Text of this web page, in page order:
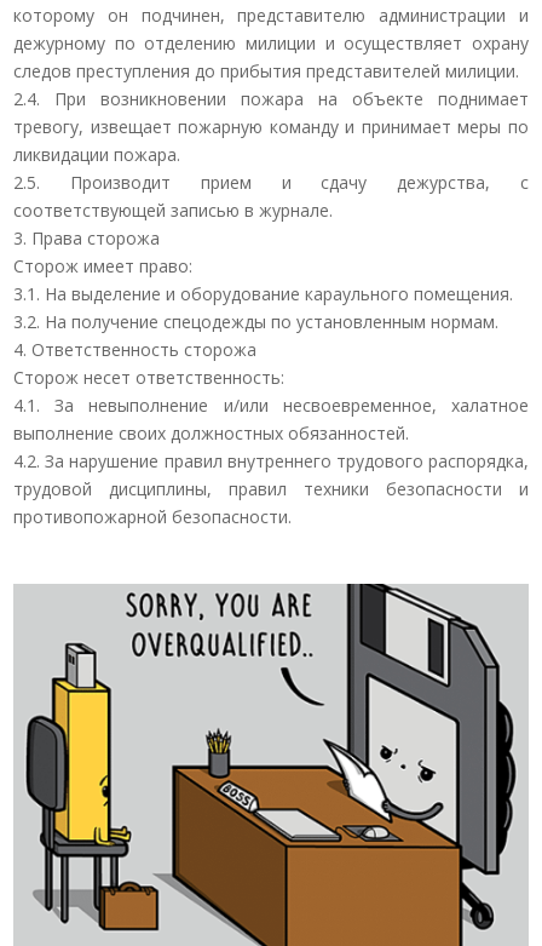
которому он подчинен, представителю администрации и
дежурному по отделению милиции и осуществляет охрану
следов преступления до прибытия представителей милиции.
2.4. При возникновении пожара на объекте поднимает
тревогу, извещает пожарную команду и принимает меры по
ликвидации пожара.
2.5. Производит прием и сдачу дежурства, с
соответствующей записью в журнале.
3. Права сторожа
Сторож имеет право:
3.1. На выделение и оборудование караульного помещения.
3.2. На получение спецодежды по установленным нормам.
4. Ответственность сторожа
Сторож несет ответственность:
4.1. За невыполнение и/или несвоевременное, халатное
выполнение своих должностных обязанностей.
4.2. За нарушение правил внутреннего трудового распорядка,
трудовой дисциплины, правил техники безопасности и
противопожарной безопасности.